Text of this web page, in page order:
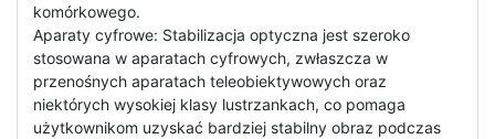
komórkowego.
Aparaty cyfrowe: Stabilizacja optyczna jest szeroko
stosowana w aparatach cyfrowych, zwłaszcza w
przenośnych aparatach teleobiektywowych oraz
niektórych wysokiej klasy lustrzankach, co pomaga
użytkownikom uzyskać bardziej stabilny obraz podczas